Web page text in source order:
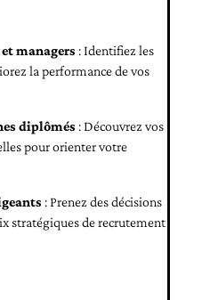
managers : Identifiez les
la performance de vos
diplômés : Découvrez vos
pour orienter votre
: Prenez des décisions
stratégiques de recrutement